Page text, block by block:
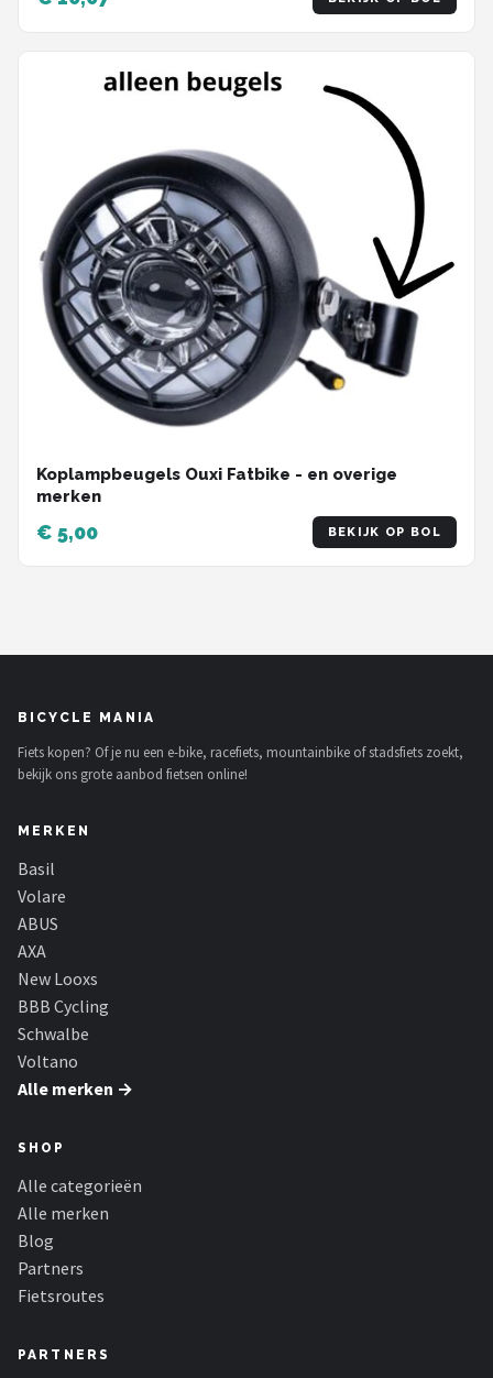
Wandhouder - Fietshaak
Koplampbeugels Ouxi Fatbike - en overige
merken
€ 5,00 BEKIJK OP BOL
BICYCLE MANIA
Fiets kopen? Of je nu een e-bike, racefiets, mountainbike of stadsfiets zoekt,
bekijk ons grote aanbod fietsen online!
MERKEN
Basil
Volare
ABUS
AXA
New Looxs
BBB Cycling
Schwalbe
Voltano
Alle merken →
SHOP
Alle categorieën
Alle merken
Blog
Partners
Fietsroutes
PARTNERS